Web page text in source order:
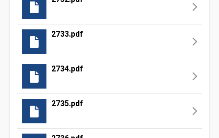
2733.pdf
2734.pdf
2735.pdf